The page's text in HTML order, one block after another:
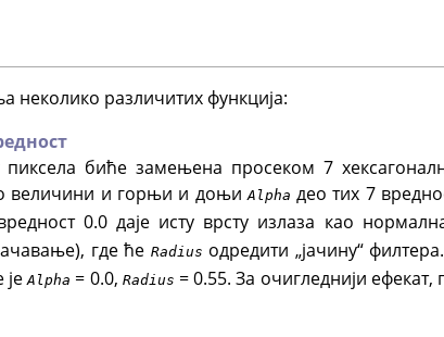
неколико различитих функција:
биће замењена просеком 7
величини и горњи и доњиAlpha део тих 7
0.0 даје исту врсту излаза као
где ће Radius одредити „јачину“
јеAlpha = 0.0, Radius = 0.55. За очигледнији ефекат,